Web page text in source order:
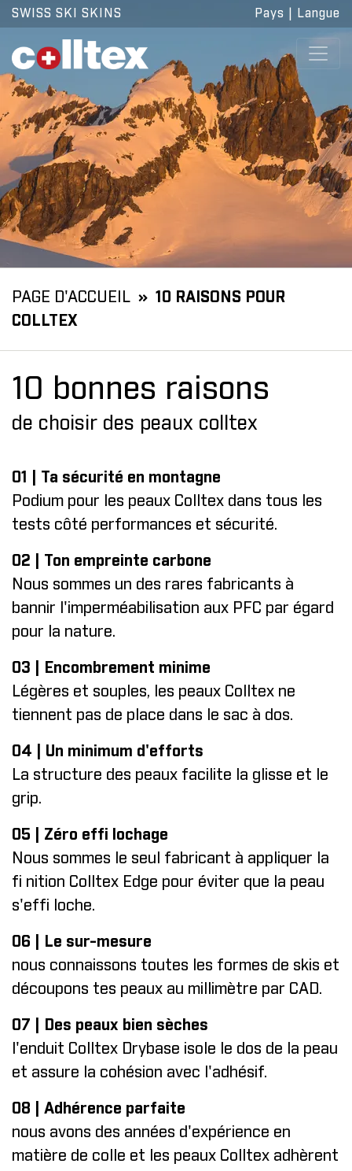
SWISS SKI SKINS Pays Langue
PAGE D'ACCUEIL
10 RAISONS POUR
COLLTEX
10 bonnes raisons
de choisir des peaux colltex
01 | Ta sécurité en montagne
Podium pour les peaux Colltex dans tous les
tests côté performances et sécurité.
02 | Ton empreinte carbone
Nous sommes un des rares fabricants à
bannir l'imperméabilisation aux PFC par égard
pour la nature.
03 | Encombrement minime
Légères et souples, les peaux Colltex ne
tiennent pas de place dans le sac à dos.
04 | Un minimum d'efforts
La structure des peaux facilite la glisse et le
grip.
05 | Zéro effi lochage
Nous sommes le seul fabricant à appliquer la
fi nition Colltex Edge pour éviter que la peau
s'effi loche.
06 | Le sur-mesure
nous connaissons toutes les formes de skis et
découpons tes peaux au millimètre par CAD.
07 | Des peaux bien sèches
l'enduit Colltex Drybase isole le dos de la peau
et assure la cohésion avec l'adhésif.
08 | Adhérence parfaite
nous avons des années d'expérience en
matière de colle et les peaux Colltex adhèrent